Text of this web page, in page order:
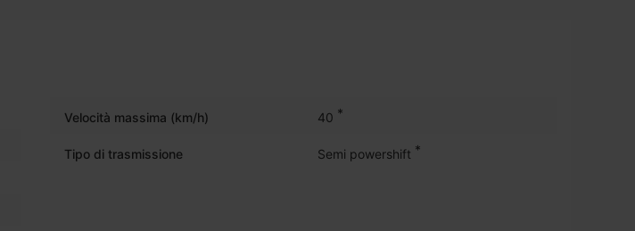
Velocità massima (km/h) 40 *
Tipo di trasmissione Semi powershift *